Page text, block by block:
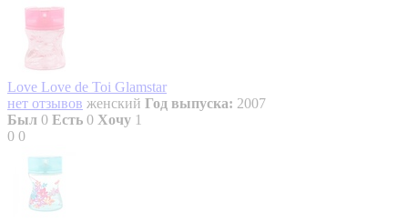
Love Love de Toi Glamstar
нет отзывов женский Год выпуска: 2007
Был 0 Есть 0 Хочу 1
0 0